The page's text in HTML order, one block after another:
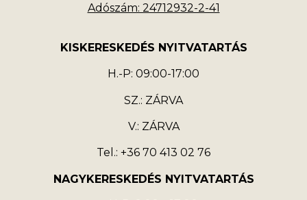
Adószám: 24712932-2-41
KISKERESKEDÉS NYITVATARTÁS
H.-P: 09:00-17:00
SZ.: ZÁRVA
V.: ZÁRVA
Tel.: +36 70 413 02 76
NAGYKERESKEDÉS NYITVATARTÁS